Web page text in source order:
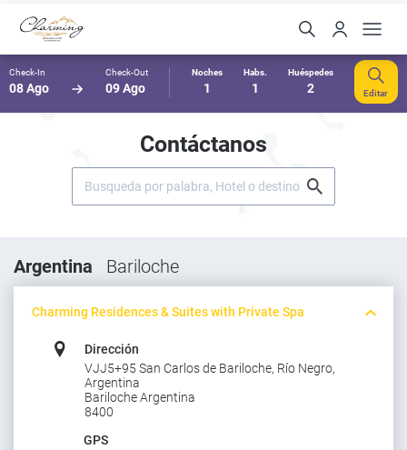
Check-In
08 Ago
Check-Out
09 Ago
Noches
1
Habs.
1
Huéspedes
2 Editar
Contáctanos
Argentina Bariloche
Charming Residences & Suites with Private Spa
Dirección
VJJ5+95 San Carlos de Bariloche, Río Negro,
Argentina
Bariloche Argentina
8400
GPS